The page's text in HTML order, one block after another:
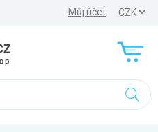
Můj účet